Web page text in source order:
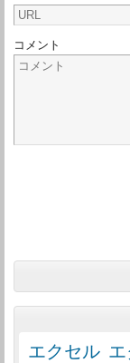
コメント
エクセル